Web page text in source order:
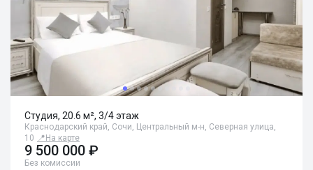
Студия, 20.6 м², 3/4 этаж
Краснодарский край, Сочи, Центральный м-н, Северная улица,
10 📍 На карте
9 500 000 ₽
Без комиссии